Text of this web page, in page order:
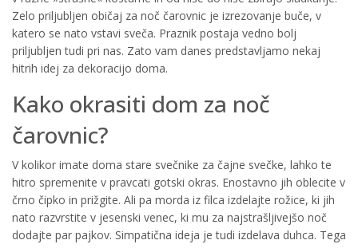
Zelo priljubljen običaj za noč čarovnic je izrezovanje buče, v
katero se nato vstavi sveča. Praznik postaja vedno bolj
priljubljen tudi pri nas. Zato vam danes predstavljamo nekaj
hitrih idej za dekoracijo doma.
Kako okrasiti dom za noč
čarovnic?
V kolikor imate doma stare svečnike za čajne svečke, lahko te
hitro spremenite v pravcati gotski okras. Enostavno jih oblecite v
črno čipko in prižgite. Ali pa morda iz filca izdelajte rožice, ki jih
nato razvrstite v jesenski venec, ki mu za najstrašljivejšo noč
dodajte par pajkov. Simpatična ideja je tudi izdelava duhca. Tega